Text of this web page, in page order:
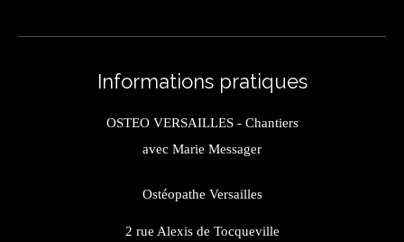
Informations pratiques
OSTEO VERSAILLES - Chantiers
avec Marie Messager
Ostéopathe Versailles
2 rue Alexis de Tocqueville